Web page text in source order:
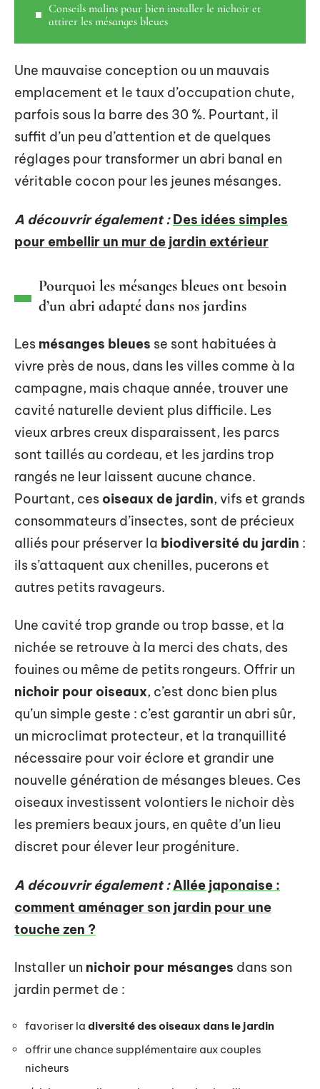
Conseils malins pour bien installer le nichoir et
attirer les mésanges bleues
Une mauvaise conception ou un mauvais
emplacement et le taux d’occupation chute,
parfois sous la barre des 30 %. Pourtant, il
suffit d’un peu d’attention et de quelques
réglages pour transformer un abri banal en
véritable cocon pour les jeunes mésanges.
A découvrir également : Des idées simples
pour embellir un mur de jardin extérieur
Pourquoi les mésanges bleues ont besoin
d’un abri adapté dans nos jardins
Les mésanges bleues se sont habituées à
vivre près de nous, dans les villes comme à la
campagne, mais chaque année, trouver une
cavité naturelle devient plus difficile. Les
vieux arbres creux disparaissent, les parcs
sont taillés au cordeau, et les jardins trop
rangés ne leur laissent aucune chance.
Pourtant, ces oiseaux de jardin, vifs et grands
consommateurs d’insectes, sont de précieux
alliés pour préserver la biodiversité du jardin :
ils s’attaquent aux chenilles, pucerons et
autres petits ravageurs.
Une cavité trop grande ou trop basse, et la
nichée se retrouve à la merci des chats, des
fouines ou même de petits rongeurs. Offrir un
nichoir pour oiseaux, c’est donc bien plus
qu’un simple geste : c’est garantir un abri sûr,
un microclimat protecteur, et la tranquillité
nécessaire pour voir éclore et grandir une
nouvelle génération de mésanges bleues. Ces
oiseaux investissent volontiers le nichoir dès
les premiers beaux jours, en quête d’un lieu
discret pour élever leur progéniture.
A découvrir également : Allée japonaise :
comment aménager son jardin pour une
touche zen ?
Installer un nichoir pour mésanges dans son
jardin permet de :
favoriser la diversité des oiseaux dans le jardin
offrir une chance supplémentaire aux couples
nicheurs